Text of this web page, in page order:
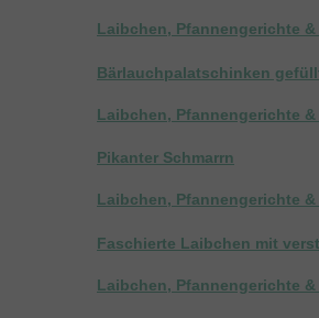
Laibchen, Pfannengerichte &
Bärlauchpalatschinken
Laibchen, Pfannengerichte &
Pikanter Schmarrn
Laibchen, Pfannengerichte &
Faschierte Laibchen mit
Laibchen, Pfannengerichte &